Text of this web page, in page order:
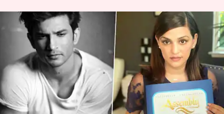
कैलिफोर्निया स्टेट असेंबली ने दिया
सुशांत सिंह राजपूत के योगदान को
सम्मान, बहन ने लिया अवॉर्ड
लेखन भावना साहनी Aug 15, 2020 09:14 pm
क्या है खबर?